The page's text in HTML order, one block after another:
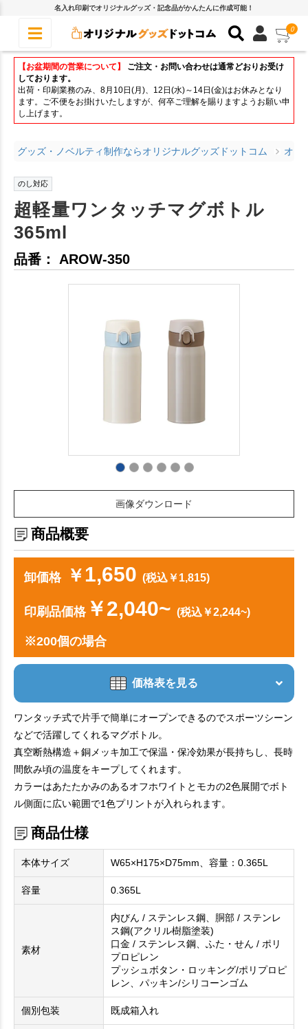
名入れ印刷でオリジナルグッズ・記念品がかんたんに作成可能！
0
【お盆期間の営業について】
ご注文・お問い合わせは通常どおりお受け
しております。
出荷・印刷業務のみ、8月10日(月)、12日(水)～14日(金)はお休みとなり
ます。ご不便をお掛けいたしますが、何卒ご理解を賜りますようお願い申
し上げます。
グッズ・ノベルティ制作ならオリジナルグッズドットコム オリ
のし対応
超軽量ワンタッチマグボトル
365ml
品番： AROW-350
画像ダウンロード
商品概要
卸価格 ￥1,650 (税込￥1,815)
印刷品価格￥2,040~ (税込￥2,244~)
※200個の場合
価格表を見る
ワンタッチ式で片手で簡単にオープンできるのでスポーツシーン
などで活躍してくれるマグボトル。
真空断熱構造＋銅メッキ加工で保温・保冷効果が長持ちし、長時
間飲み頃の温度をキープしてくれます。
カラーはあたたかみのあるオフホワイトとモカの2色展開でボト
ル側面に広い範囲で1色プリントが入れられます。
商品仕様
本体サイズ W65×H175×D75mm、容量：0.365L
容量 0.365L
素材
内びん / ステンレス鋼、胴部 / ステンレ
ス鋼(アクリル樹脂塗装)
口金 / ステンレス鋼、ふた・せん / ポリ
プロピレン
プッシュボタン・ロッキング/ポリプロピ
レン、パッキン/シリコーンゴム
個別包装 既成箱入れ